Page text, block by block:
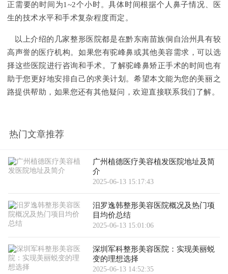
正需要的时间为1~2个小时。具体时间根据个人鼻子情况、医
生的技术水平和手术复杂程度而定。
以上介绍的几家整形医院都是在黔东南苗族侗自治州具有较
高声誉的医疗机构。如果您有驼峰鼻或其他美容需求，可以选
择这些医院进行咨询和手术。了解驼峰鼻矫正手术的时间也有
助于您更好地安排自己的求美计划。希望本文能为您的美丽之
路提供帮助，如果您还有其他疑问，欢迎直接联系我们了解。
热门文章推荐
广州植德医疗美容植发医院地址及简
介
2025-06-13 15:17:43
汨罗逸韩整形美容医院概况及热门项
目均价总结
2025-06-13 15:01:06
深圳军科整形美容医院：实现美丽蜕
变的理想选择
2025-06-13 14:52:35